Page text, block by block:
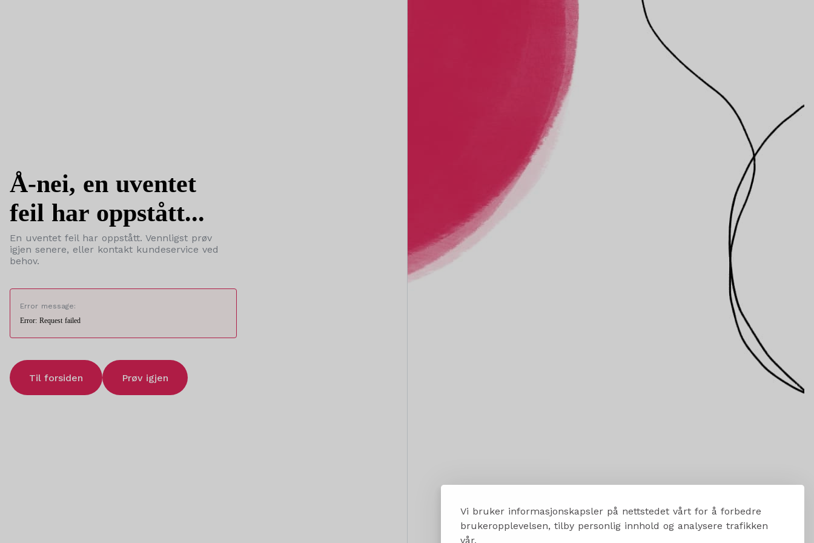
Vi bruker informasjonskapsler på nettstedet vårt for å forbedre
brukeropplevelsen, tilby personlig innhold og analysere trafikken
vår.
Å-nei, en uventet
feil har oppstått...
En uventet feil har oppstått. Vennligst prøv
igjen senere, eller kontakt kundeservice ved
behov.
Error message:
Error: Request failed
Til forsiden Prøv igjen